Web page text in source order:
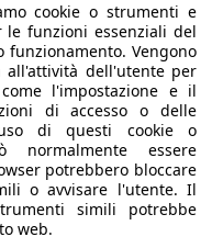
kg
2618 l
cookie o strumenti e
funzioni essenziali del
Vengono
dell'utente per
l'impostazione e il
di accesso o delle
di questi cookie o
essere
potrebbero bloccare
o avvisare l'utente. Il
simili potrebbe
web.